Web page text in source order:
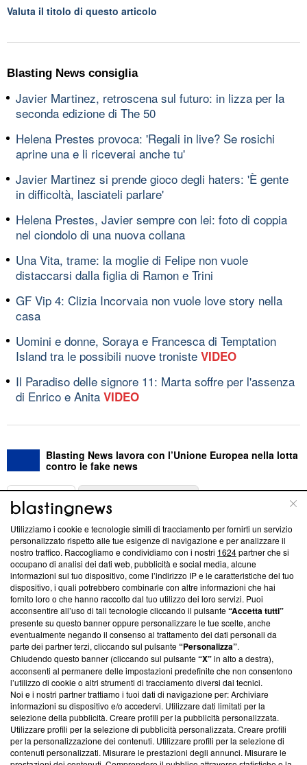
Valuta il titolo di questo articolo
Blasting News consiglia
Javier Martinez, retroscena sul futuro: in lizza per la
seconda edizione di The 50
Helena Prestes provoca: 'Regali in live? Se rosichi
aprine una e li riceverai anche tu'
Javier Martinez si prende gioco degli haters: 'È gente
in difficoltà, lasciateli parlare'
Helena Prestes, Javier sempre con lei: foto di coppia
nel ciondolo di una nuova collana
Una Vita, trame: la moglie di Felipe non vuole
distaccarsi dalla figlia di Ramon e Trini
GF Vip 4: Clizia Incorvaia non vuole love story nella
casa
Uomini e donne, Soraya e Francesca di Temptation
Island tra le possibili nuove troniste VIDEO
Il Paradiso delle signore 11: Marta soffre per l'assenza
di Enrico e Anita VIDEO
Blasting News lavora con l’Unione Europea nella lotta
contro le fake news
ABOUT
Questa sezione offre informazioni trasparenti su Blasting
News, sui nostri processi editoriali e su come ci impegniamo a
creare news di qualità. Inoltre, afferma la nostra aderenza a
‘Trust Project - News with Integrity’Blasting News non è
ancora membro del programma, ma ha richiesto di farne
parte; Trust Project non ha ancora effettuato una verifica di
conformità agli standard.
Su di noi
Team editoriale
Corporate
Redazione
Informativa Privacy
Utilizziamo i cookie e tecnologie simili di tracciamento per fornirti un servizio
personalizzato rispetto alle tue esigenze di navigazione e per analizzare il
nostro traffico. Raccogliamo e condividiamo con i nostri 1624partner che si
occupano di analisi dei dati web, pubblicità e social media, alcune
informazioni sul tuo dispositivo, come l’indirizzo IP e le caratteristiche del tuo
dispositivo, i quali potrebbero combinarle con altre informazioni che hai
fornito loro o che hanno raccolto dal tuo utilizzo dei loro servizi. Puoi
acconsentire all’uso di tali tecnologie cliccando il pulsante“Accetta tutti”
presente su questo banner oppure personalizzare le tue scelte, anche
eventualmente negando il consenso al trattamento dei dati personali da
parte dei partner terzi, cliccando sul pulsante“Personalizza”.
Chiudendo questo banner (cliccando sul pulsante“X”in alto a destra),
acconsenti al permanere delle impostazioni predefinite che non consentono
l’utilizzo di cookie o altri strumenti di tracciamento diversi dai tecnici.
Noi e i nostri partner trattiamo i tuoi dati di navigazione per: Archiviare
informazioni su dispositivo e/o accedervi. Utilizzare dati limitati per la
selezione della pubblicità. Creare profili per la pubblicità personalizzata.
Utilizzare profili per la selezione di pubblicità personalizzata. Creare profili
per la personalizzazione dei contenuti. Utilizzare profili per la selezione di
contenuti personalizzati. Misurare le prestazioni degli annunci. Misurare le